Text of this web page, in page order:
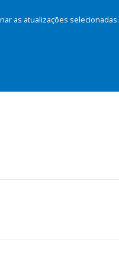
as atualizações selecionadas.